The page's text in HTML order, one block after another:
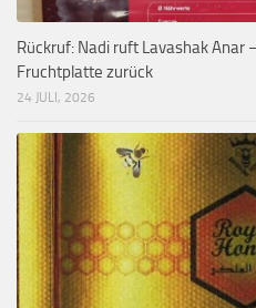
Rückruf: Nadi ruft Lavashak
Fruchtplatte zurück
24 JULI, 2026